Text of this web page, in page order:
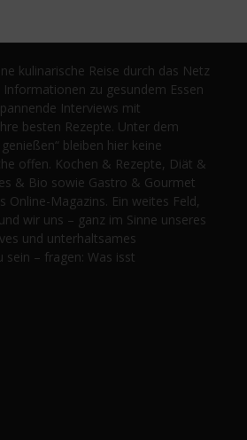
kulinarische Reise durch das Netz
zu gesundem Essen
Interviews mit
besten Rezepte. Unter dem
bleiben hier keine
offen. Kochen & Rezepte, Diät &
& Bio sowie Gastro & Gourmet
Online-Magazins. Ein weites Feld,
wir uns – ganz im Sinne unseres
und unterhaltsames
sein – fragen: Was isst